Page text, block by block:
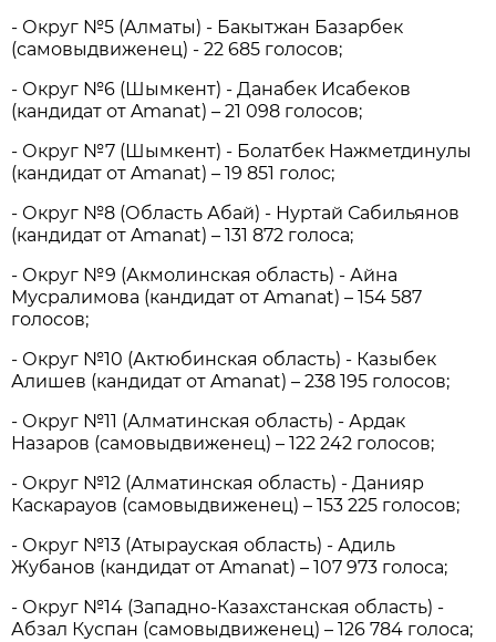
- Округ №5 (Алматы) - Бакытжан Базарбек
(самовыдвиженец) - 22 685 голосов;
- Округ №6 (Шымкент) - Данабек Исабеков
(кандидат от Amanat) – 21 098 голосов;
- Округ №7 (Шымкент) - Болатбек Нажметдинулы
(кандидат от Amanat) – 19 851 голос;
- Округ №8 (Область Абай) - Нуртай Сабильянов
(кандидат от Amanat) – 131 872 голоса;
- Округ №9 (Акмолинская область) - Айна
Мусралимова (кандидат от Amanat) – 154 587
голосов;
- Округ №10 (Актюбинская область) - Казыбек
Алишев (кандидат от Amanat) – 238 195 голосов;
- Округ №11 (Алматинская область) - Ардак
Назаров (самовыдвиженец) – 122 242 голосов;
- Округ №12 (Алматинская область) - Данияр
Каскарауов (самовыдвиженец) – 153 225 голосов;
- Округ №13 (Атырауская область) - Адиль
Жубанов (кандидат от Amanat) – 107 973 голоса;
- Округ №14 (Западно-Казахстанская область) -
Абзал Куспан (самовыдвиженец) – 126 784 голоса;